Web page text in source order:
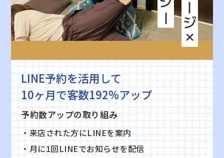
LINE予約を活用して
10ヶ月で客数192%アップ
予約数アップの取り組み
・来店された方にLINEを案内
・月に1回LINEでお知らせを配信